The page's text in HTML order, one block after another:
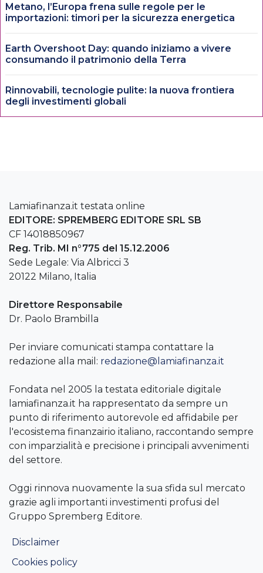
Metano, l’Europa frena sulle regole per le
importazioni: timori per la sicurezza energetica
Earth Overshoot Day: quando iniziamo a vivere
consumando il patrimonio della Terra
Rinnovabili, tecnologie pulite: la nuova frontiera
degli investimenti globali
Lamiafinanza.it testata online
EDITORE: SPREMBERG EDITORE SRL SB
CF 14018850967
Reg. Trib. MI n°775 del 15.12.2006
Sede Legale: Via Albricci 3
20122 Milano, Italia
Direttore Responsabile
Dr. Paolo Brambilla
Per inviare comunicati stampa contattare la
redazione alla mail: redazione@lamiafinanza.it
Fondata nel 2005 la testata editoriale digitale
lamiafinanza.it ha rappresentato da sempre un
punto di riferimento autorevole ed affidabile per
l'ecosistema finanzairio italiano, raccontando sempre
con imparzialità e precisione i principali avvenimenti
del settore.
Oggi rinnova nuovamente la sua sfida sul mercato
grazie agli importanti investimenti profusi del
Gruppo Spremberg Editore.
Disclaimer
Cookies policy